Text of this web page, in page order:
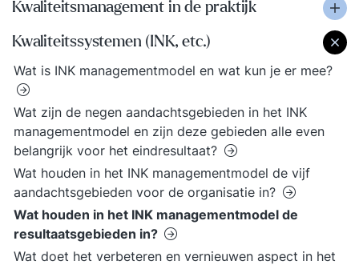
Kwaliteitsmanagement in de praktijk
Kwaliteitssystemen (INK, etc.)
Wat is INK managementmodel en wat kun je er mee?
Wat zijn de negen aandachtsgebieden in het INK
managementmodel en zijn deze gebieden alle even
belangrijk voor het eindresultaat?
Wat houden in het INK managementmodel de vijf
aandachtsgebieden voor de organisatie in?
Wat houden in het INK managementmodel de
resultaatsgebieden in?
Wat doet het verbeteren en vernieuwen aspect in het